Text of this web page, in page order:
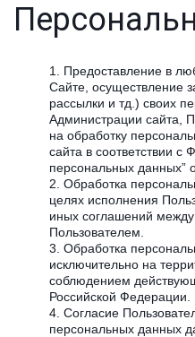
Предоставление в
Сайте, осуществление
рассылки и тд.) своих
Администрации сайта,
на обработку
сайта в соответствии
персональных
Обработка
целях исполнения
иных соглашений
Пользователем.
Обработка
исключительно на
соблюдением
Российской Федерации.
Согласие
персональных данных